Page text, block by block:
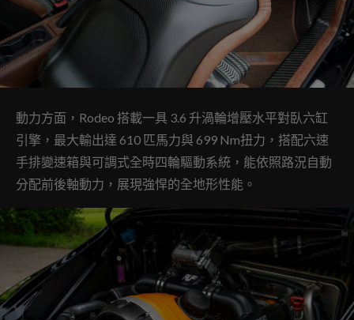
動力方面，Rodeo 搭載一具 3.6 升渦輪增壓水平對臥六缸
引擎，最大輸出達 610 匹馬力與 699 Nm扭力，搭配六速
手排變速箱與可調式全時四輪驅動系統，能依照路況自動
分配前後軸動力，展現強悍的全地形性能。